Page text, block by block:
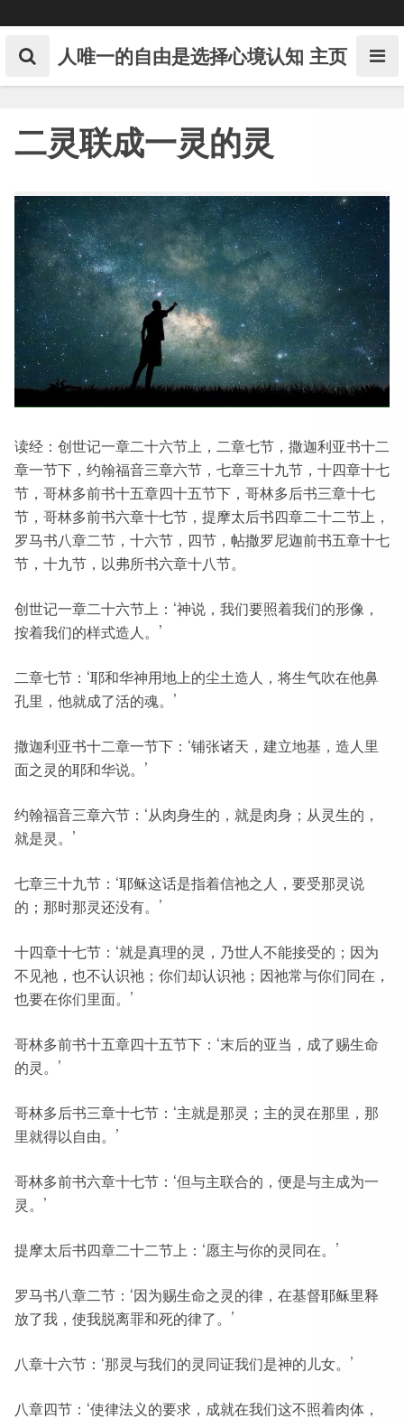
to
content 人唯一的自由是选择心境认知 主页
二灵联成一灵的灵
读经：创世记一章二十六节上，二章七节，撒迦利亚书十二
章一节下，约翰福音三章六节，七章三十九节，十四章十七
节，哥林多前书十五章四十五节下，哥林多后书三章十七
节，哥林多前书六章十七节，提摩太后书四章二十二节上，
罗马书八章二节，十六节，四节，帖撒罗尼迦前书五章十七
节，十九节，以弗所书六章十八节。
创世记一章二十六节上：‘神说，我们要照着我们的形像，
按着我们的样式造人。’
二章七节：‘耶和华神用地上的尘土造人，将生气吹在他鼻
孔里，他就成了活的魂。’
撒迦利亚书十二章一节下：‘铺张诸天，建立地基，造人里
面之灵的耶和华说。’
约翰福音三章六节：‘从肉身生的，就是肉身；从灵生的，
就是灵。’
七章三十九节：‘耶稣这话是指着信祂之人，要受那灵说
的；那时那灵还没有。’
十四章十七节：‘就是真理的灵，乃世人不能接受的；因为
不见祂，也不认识祂；你们却认识祂；因祂常与你们同在，
也要在你们里面。’
哥林多前书十五章四十五节下：‘末后的亚当，成了赐生命
的灵。’
哥林多后书三章十七节：‘主就是那灵；主的灵在那里，那
里就得以自由。’
哥林多前书六章十七节：‘但与主联合的，便是与主成为一
灵。’
提摩太后书四章二十二节上：‘愿主与你的灵同在。’
罗马书八章二节：‘因为赐生命之灵的律，在基督耶稣里释
放了我，使我脱离罪和死的律了。’
八章十六节：‘那灵与我们的灵同证我们是神的儿女。’
八章四节：‘使律法义的要求，成就在我们这不照着肉体，